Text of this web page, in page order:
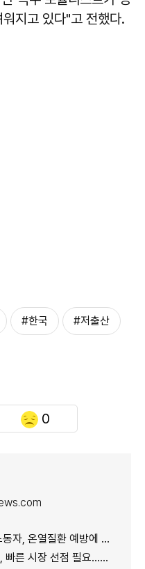
지고 있다"고 전했다.
#한국 #저출산
0
환 예방에 가용자원 총동원"
점 필요…주52시간제 손봐야"